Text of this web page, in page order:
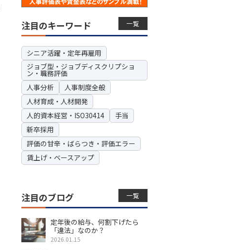
一覧
注目のキーワード
シニア活躍・定年再雇用
ジョブ型・ジョブディスクリプショ
ン・職務評価
人事分析
人事制度全般
人材育成・人材開発
人的資本経営・ISO30414
手当
新卒採用
評価の甘辛・ばらつき・評価エラー
賃上げ・ベースアップ
一覧
注目のブログ
定年後の給与、何割下げたら
「違法」なのか？
2026.01.15